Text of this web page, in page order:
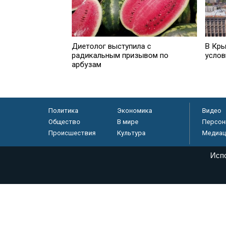
Диетолог выступила с
радикальным призывом по
арбузам
В
Политика
Экономика
Общество
В мире
Происшествия
Культура
Видео
Федеральной службе по надзору в сфере связи,